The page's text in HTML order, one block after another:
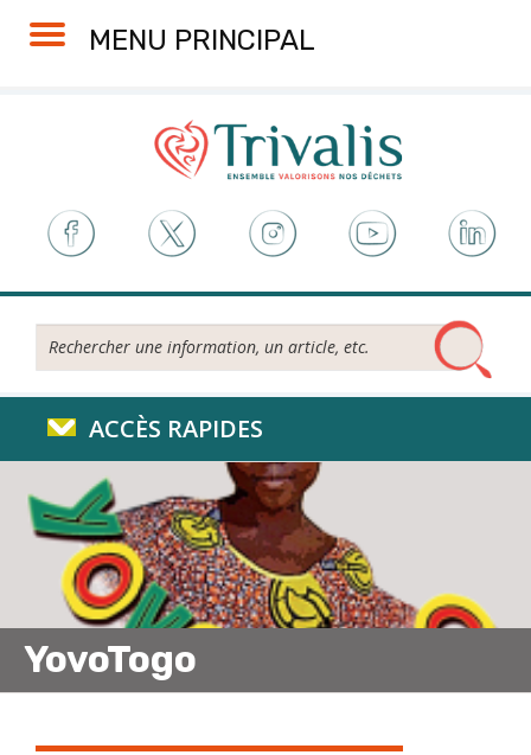
MENU PRINCIPAL
Rechercher...
ACCÈS RAPIDES
YovoTogo